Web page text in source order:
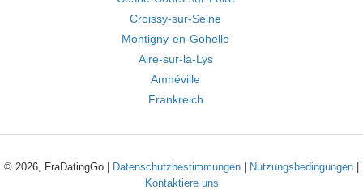
Croissy-sur-Seine
Montigny-en-Gohelle
Aire-sur-la-Lys
Amnéville
Frankreich
© 2026, FraDatingGo | Datenschutzbestimmungen Nutzungsbedingungen
Kontaktiere uns